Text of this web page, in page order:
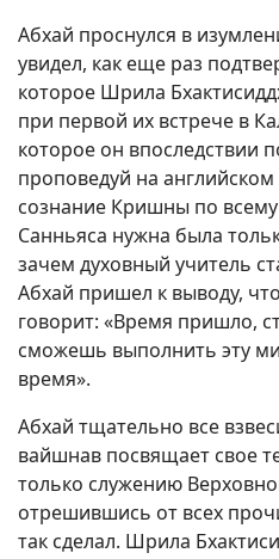
Абхай проснулся в
увидел, как еще раз
которое Шрила
при первой их встрече в
которое он впоследствии
проповедуй на
сознание Кришны по
Санньяса нужна была
зачем духовный учитель
Абхай пришел к выводу,
говорит: «Время пришло,
сможешь выполнить эту
время».
Абхай тщательно все
вайшнав посвящает свое
только служению
отрешившись от всех
так сделал. Шрила